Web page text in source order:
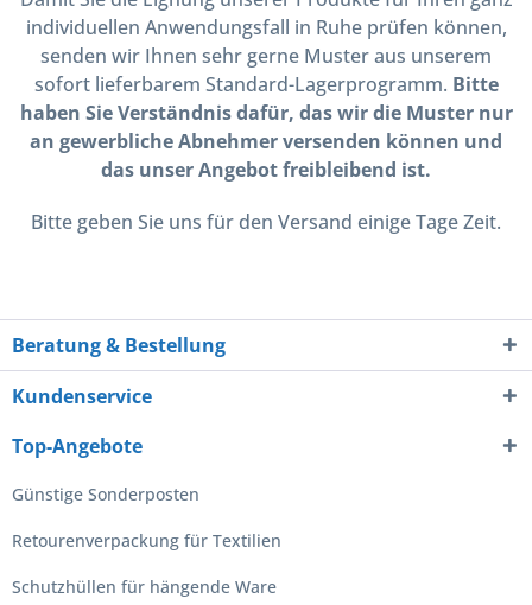
individuellen Anwendungsfall in Ruhe prüfen können,
senden wir Ihnen sehr gerne Muster aus unserem
sofort lieferbarem Standard-Lagerprogramm. Bitte
haben Sie Verständnis dafür, das wir die Muster nur
an gewerbliche Abnehmer versenden können und
das unser Angebot freibleibend ist.
Bitte geben Sie uns für den Versand einige Tage Zeit.
Beratung & Bestellung
Kundenservice
Top-Angebote
Günstige Sonderposten
Retourenverpackung für Textilien
Schutzhüllen für hängende Ware